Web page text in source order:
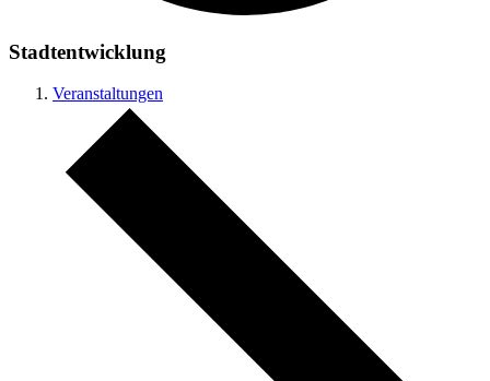
Stadtentwicklung
Veranstaltungen